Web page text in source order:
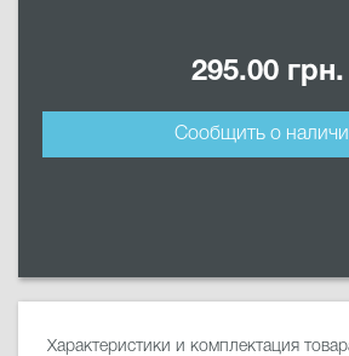
295.00 грн.
Сообщить о
Характеристики и комплектация